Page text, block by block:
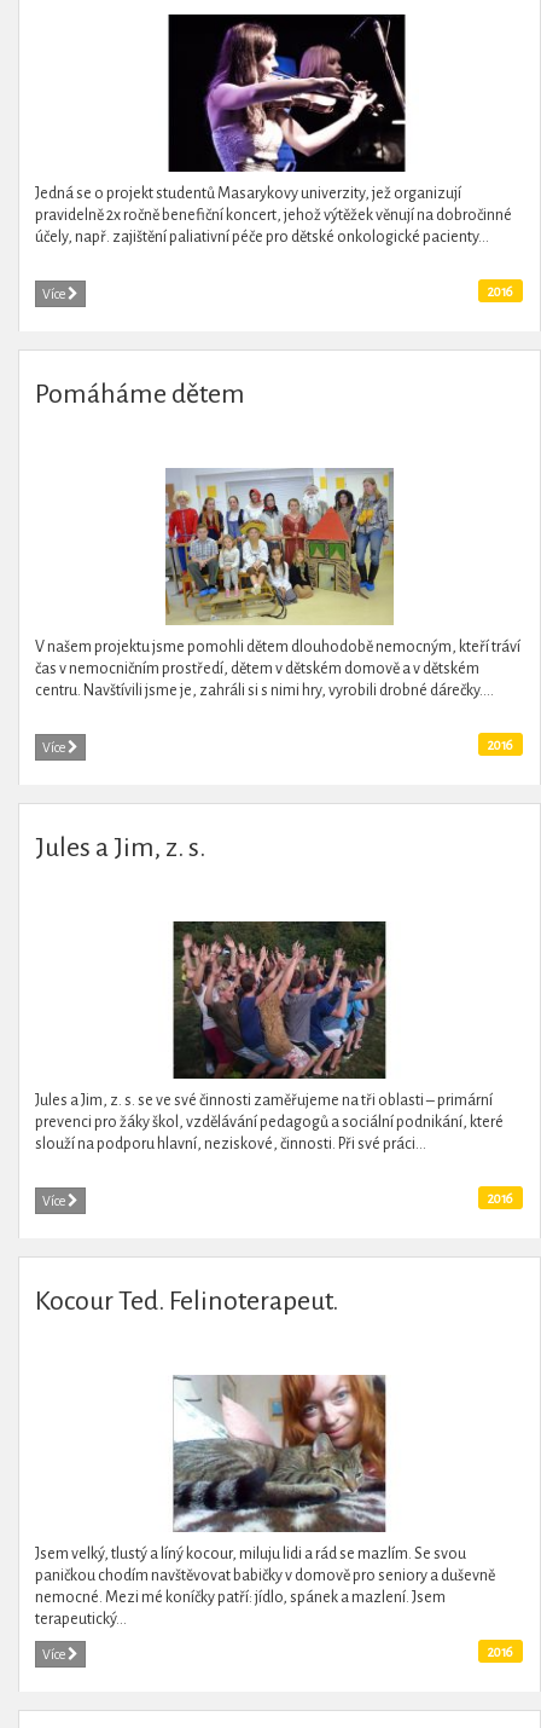
Jedná se o projekt studentů Masarykovy univerzity, jež organizují
pravidelně 2x ročně benefiční koncert, jehož výtěžek věnují na dobročinné
účely, např. zajištění paliativní péče pro dětské onkologické pacienty...
Více 2016
Pomáháme dětem
V našem projektu jsme pomohli dětem dlouhodobě nemocným, kteří tráví
čas v nemocničním prostředí, dětem v dětském domově a v dětském
centru. Navštívili jsme je, zahráli si s nimi hry, vyrobili drobné dárečky....
Více 2016
Jules a Jim, z. s.
Jules a Jim, z. s. se ve své činnosti zaměřujeme na tři oblasti – primární
prevenci pro žáky škol, vzdělávání pedagogů a sociální podnikání, které
slouží na podporu hlavní, neziskové, činnosti. Při své práci...
Více 2016
Kocour Ted. Felinoterapeut.
Jsem velký, tlustý a líný kocour, miluju lidi a rád se mazlím. Se svou
paničkou chodím navštěvovat babičky v domově pro seniory a duševně
nemocné. Mezi mé koníčky patří: jídlo, spánek a mazlení. Jsem
terapeutický...
Více 2016